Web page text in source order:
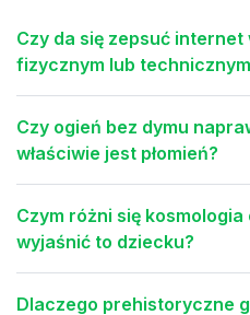
Czy da się zepsuć internet
fizycznym lub
Czy ogień bez dymu
właściwie jest płomień?
Czym różni się
wyjaśnić to dziecku?
Dlaczego prehistoryczne